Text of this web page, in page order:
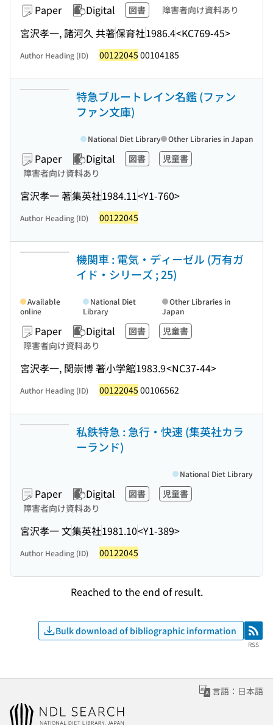
Paper Digital 図書 障害者向け資料あり
宮沢孝一, 諸河久 共著保育社1986.4<KC769-45>
Author Heading (ID) 00122045 00104185
特急ブルートレイン名鑑 (ファン
ファン文庫)
Paper Digital 図書
児童書
障害者向け資料あり
宮沢孝一 著集英社1984.11<Y1-760>
National Diet Library Other Libraries in Japan
Author Heading (ID) 00122045
機関車 : 電気・ディーゼル (万有ガ
イド・シリーズ ; 25)
Paper Digital 図書
児童書
障害者向け資料あり
宮沢孝一, 関崇博 著小学館1983.9<NC37-44>
Available
online
National Diet
Library
Other Libraries in
Japan
Author Heading (ID) 00122045 00106562
私鉄特急 : 急行・快速 (集英社カラ
ーランド)
Paper Digital 図書
児童書
障害者向け資料あり
宮沢孝一 文集英社1981.10<Y1-389>
National Diet Library
Author Heading (ID) 00122045
Reached to the end of result.
Bulk download of bibliographic information RSS
RSS
言語：日本語